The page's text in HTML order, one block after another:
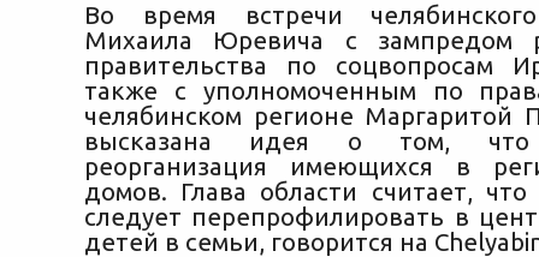
Во время встречи
Михаила Юревича с зампредом
правительства по соцвопросам
также с уполномоченным по
челябинском регионе Маргаритой
высказана идея о том, что
реорганизация имеющихся в
домов. Глава области считает,
следует перепрофилировать в
детей в семьи, говорится на